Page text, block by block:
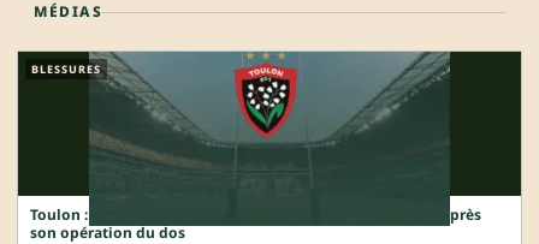
MÉDIAS
BLESSURES
Toulon : David Ribbans se rapproche d’un retour express après
son opération du dos